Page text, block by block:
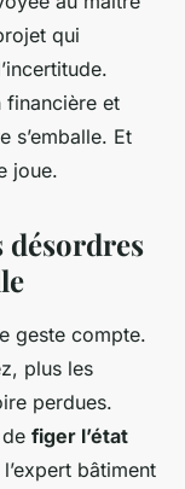
qui
financière et
s’emballe. Et
joue.
désordres
geste compte.
plus les
perdues.
de figer l’état
bâtiment